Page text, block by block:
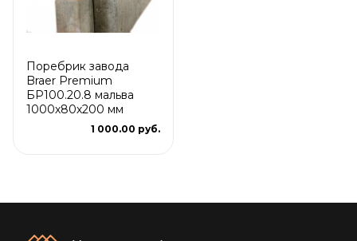
Поребрик завода
Braer Premium
БР100.20.8 мальва
1000х80х200 мм
1 000.00 руб.